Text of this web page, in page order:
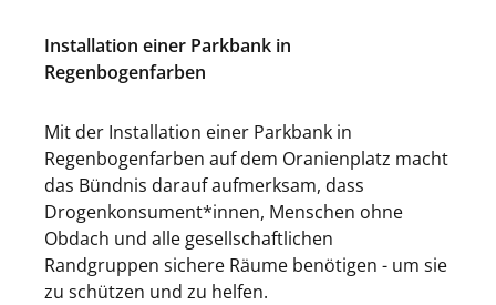
Installation einer Parkbank in
Regenbogenfarben
Mit der Installation einer Parkbank in
Regenbogenfarben auf dem Oranienplatz macht
das Bündnis darauf aufmerksam, dass
Drogenkonsument*innen, Menschen ohne
Obdach und alle gesellschaftlichen
Randgruppen sichere Räume benötigen - um sie
zu schützen und zu helfen.